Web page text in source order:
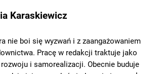
Karaskiewicz
nie boi się wyzwań i z zaangażowaniem
Pracę w redakcji traktuje jako
i samorealizacji. Obecnie buduje